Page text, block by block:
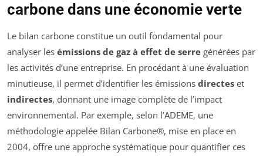
carbone dans une économie verte
Le bilan carbone constitue un outil fondamental pour
analyser les émissions de gaz à effet de serre générées par
les activités d’une entreprise. En procédant à une évaluation
minutieuse, il permet d’identifier les émissions directes et
indirectes, donnant une image complète de l’impact
environnemental. Par exemple, selon l’ADEME, une
méthodologie appelée Bilan Carbone®, mise en place en
2004, offre une approche systématique pour quantifier ces